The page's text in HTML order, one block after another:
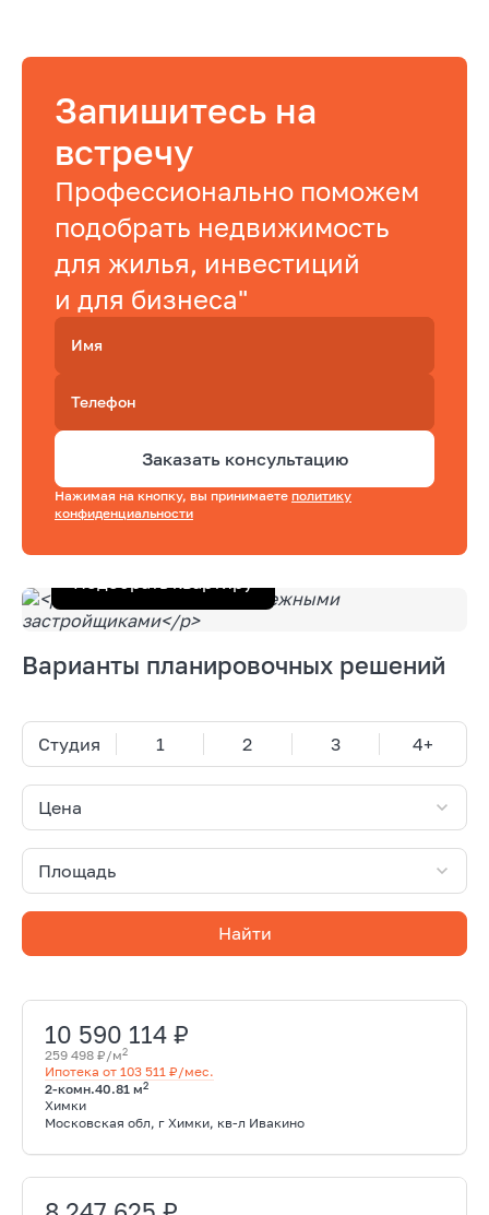
Запишитесь на
встречу
Профессионально поможем
подобрать недвижимость
для жилья, инвестиций
и для бизнеса"
Имя
Телефон
Заказать консультацию
Нажимая на кнопку, вы принимаете политику
конфиденциальности
Подобрать квартиру
Варианты планировочных решений
Студия 1 2 3 4+
Цена
Площадь
Найти
10 590 114 ₽
259 498 ₽/м2
Ипотека от 103 511 ₽/мес.
2-комн.40.81 м2
Химки
Московская обл, г Химки, кв-л Ивакино